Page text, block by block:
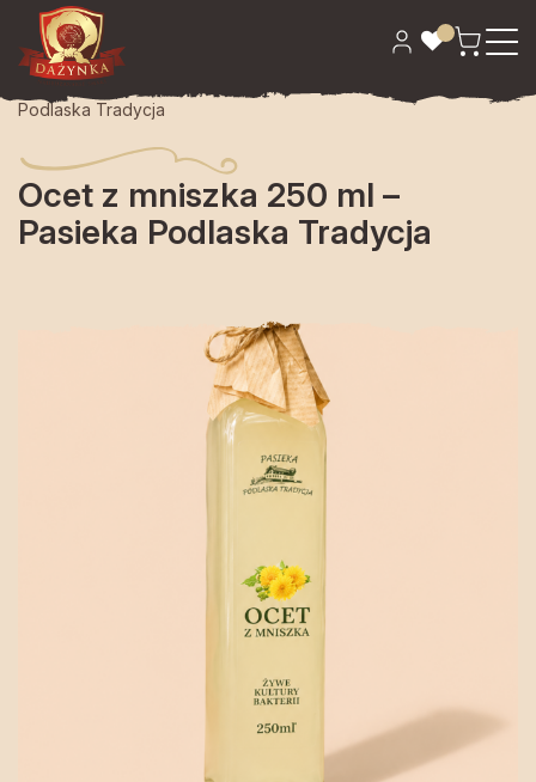
Strona główna
Podlaska Tradycja
Ocet z mniszka 250 ml –
Pasieka Podlaska Tradycja